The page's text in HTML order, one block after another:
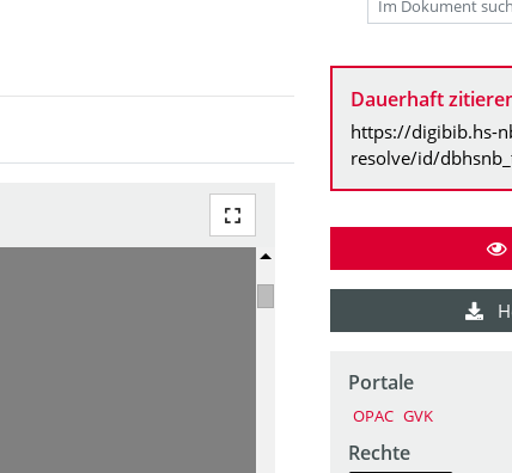
Dauerhaft
https://digibib.hs-
resolve/id/
Portale
OPAC GVK
Rechte